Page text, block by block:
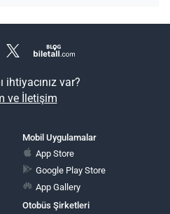
ihtiyacınız var?
ve İletişim
Mobil Uygulamalar
App Store
Google Play Store
App Gallery
Otobüs Şirketleri